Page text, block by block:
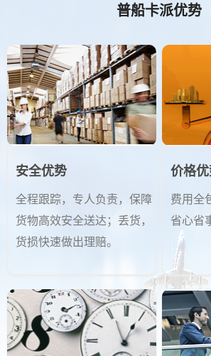
普船卡派优势
安全优势
全程跟踪，专人负责，保障
货物高效安全送达；丢货，
货损快速做出理赔。
价格
费用全
省心省